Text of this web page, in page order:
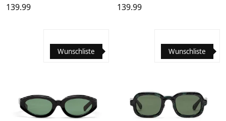
139.99 139.99
Wunschliste Wunschliste